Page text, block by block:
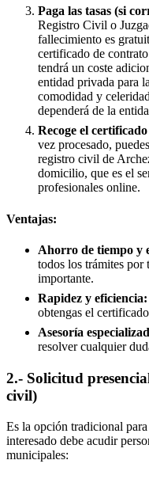
Paga las tasas (si
Registro Civil o
fallecimiento es
certificado de
tendrá un coste
entidad privada para
comodidad y
dependerá de la
Recoge el
vez procesado,
registro civil de
domicilio, que es el
profesionales online.
Ventajas:
Ahorro de tiempo y
todos los trámites por
importante.
Rapidez y eficiencia:
obtengas el
Asesoría
resolver cualquier
2.- Solicitud
civil)
Es la opción tradicional
interesado debe acudir
municipales: